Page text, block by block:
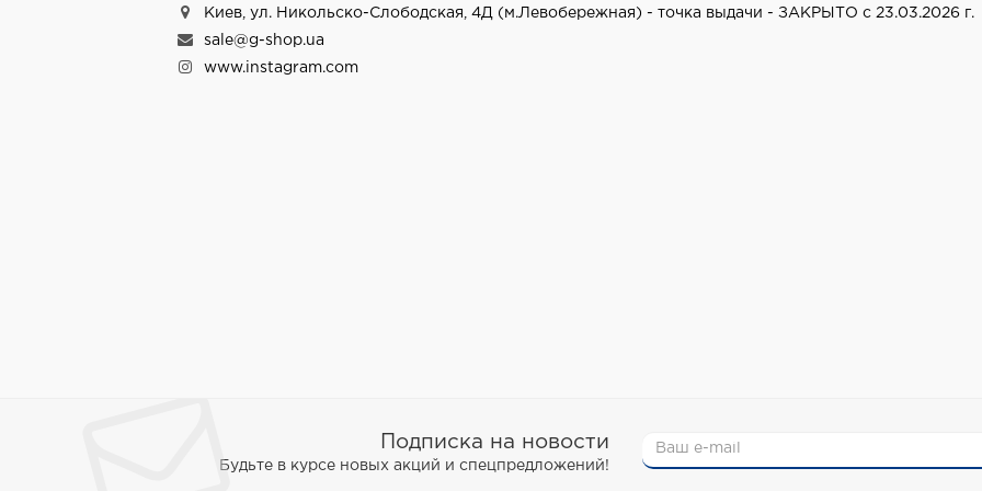
Киев, ул. Никольско-Слободская, 4Д (м.Левобережная) - точка выдачи - ЗАКРЫТО с 23.03.2026 г.
sale@g-shop.ua
www.instagram.com
Подписка на новости
Будьте в курсе новых акций и спецпредложений!